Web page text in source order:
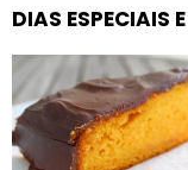
DIAS ESPECIAIS